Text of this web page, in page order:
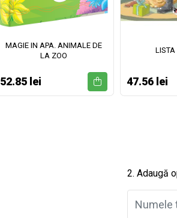
MAGIE IN APA. ANIMALE DE
LA ZOO
52.85 lei 47.56 lei
2. Adaugă